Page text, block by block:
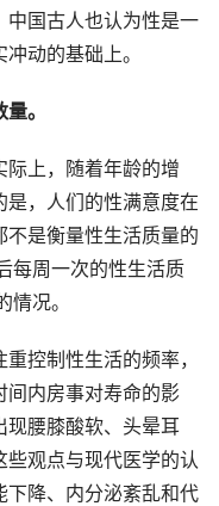
中国古人也认为性是一
动的基础上。
。
上，随着年龄的增
，人们的性满意度在
是衡量性生活质量的
每周一次的性生活质
况。
控制性生活的频率，
间内房事对寿命的影
现腰膝酸软、头晕耳
观点与现代医学的认
下降、内分泌紊乱和代